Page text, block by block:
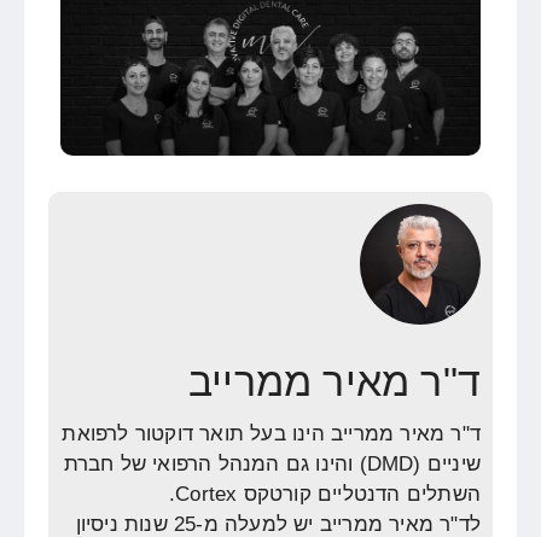
ד"ר מאיר ממרייב
ד"ר מאיר ממרייב הינו בעל תואר דוקטור לרפואת
שיניים (DMD) והינו גם המנהל הרפואי של חברת
השתלים הדנטליים קורטקס Cortex.
לד"ר מאיר ממרייב יש למעלה מ-25 שנות ניסיון